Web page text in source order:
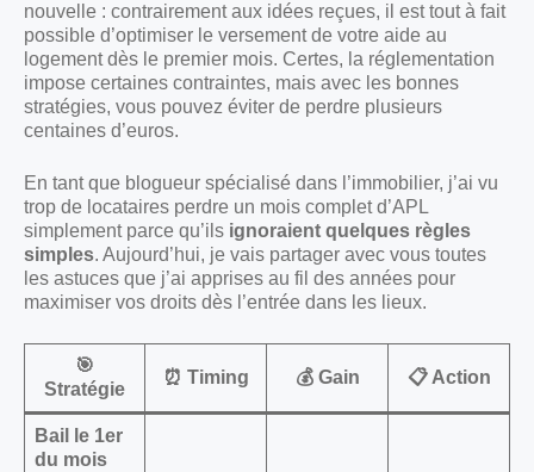
nouvelle : contrairement aux idées reçues, il est tout à fait
possible d’optimiser le versement de votre aide au
logement dès le premier mois. Certes, la réglementation
impose certaines contraintes, mais avec les bonnes
stratégies, vous pouvez éviter de perdre plusieurs
centaines d’euros.
En tant que blogueur spécialisé dans l’immobilier, j’ai vu
trop de locataires perdre un mois complet d’APL
simplement parce qu’ils ignoraient quelques règles
simples. Aujourd’hui, je vais partager avec vous toutes
les astuces que j’ai apprises au fil des années pour
maximiser vos droits dès l’entrée dans les lieux.
🎯
Stratégie
⏰ Timing 💰 Gain 📋 Action
Bail le 1er
du mois